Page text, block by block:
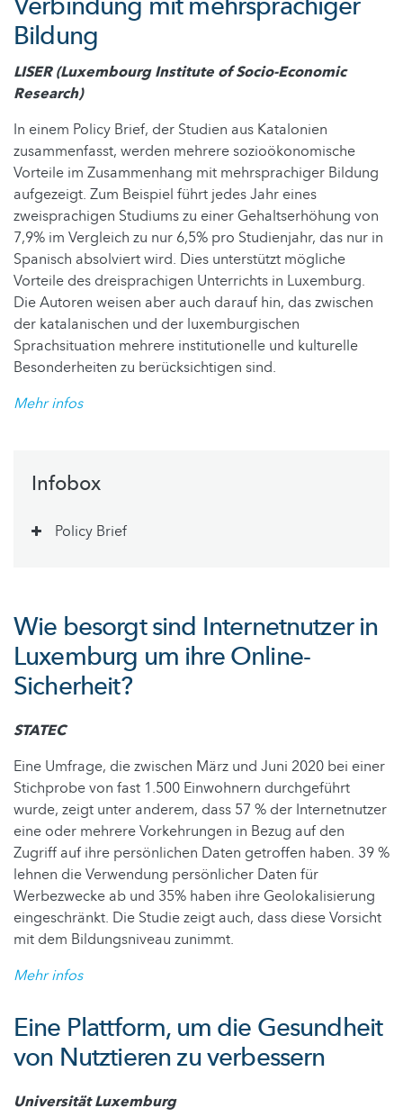
Bildung
LISER (Luxembourg Institute of Socio-Economic
Research)
In einem Policy Brief, der Studien aus Katalonien
zusammenfasst, werden mehrere sozioökonomische
Vorteile im Zusammenhang mit mehrsprachiger Bildung
aufgezeigt. Zum Beispiel führt jedes Jahr eines
zweisprachigen Studiums zu einer Gehaltserhöhung von
7,9% im Vergleich zu nur 6,5% pro Studienjahr, das nur in
Spanisch absolviert wird. Dies unterstützt mögliche
Vorteile des dreisprachigen Unterrichts in Luxemburg.
Die Autoren weisen aber auch darauf hin, das zwischen
der katalanischen und der luxemburgischen
Sprachsituation mehrere institutionelle und kulturelle
Besonderheiten zu berücksichtigen sind.
Mehr infos
Infobox
Policy Brief
Wie besorgt sind Internetnutzer in
Luxemburg um ihre Online-
Sicherheit?
STATEC
Eine Umfrage, die zwischen März und Juni 2020 bei einer
Stichprobe von fast 1.500 Einwohnern durchgeführt
wurde, zeigt unter anderem, dass 57 % der Internetnutzer
eine oder mehrere Vorkehrungen in Bezug auf den
Zugriff auf ihre persönlichen Daten getroffen haben. 39 %
lehnen die Verwendung persönlicher Daten für
Werbezwecke ab und 35% haben ihre Geolokalisierung
eingeschränkt. Die Studie zeigt auch, dass diese Vorsicht
mit dem Bildungsniveau zunimmt.
Mehr infos
Eine Plattform, um die Gesundheit
von Nutztieren zu verbessern
Universität Luxemburg